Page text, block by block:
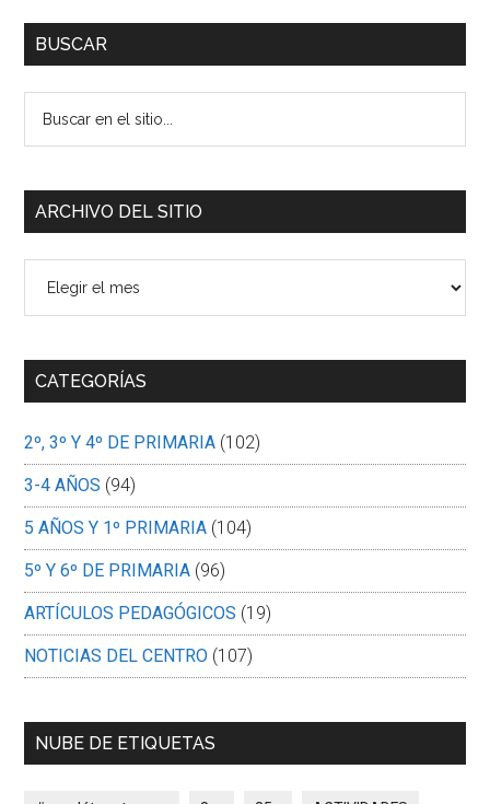
BUSCAR
sitio...
ARCHIVO DEL SITIO
CATEGORÍAS
2º, 3º Y 4º DE PRIMARIA (102)
3-4 AÑOS (94)
5 AÑOS Y 1º PRIMARIA (104)
5º Y 6º DE PRIMARIA (96)
ARTÍCULOS PEDAGÓGICOS (19)
NOTICIAS DEL CENTRO (107)
NUBE DE ETIQUETAS